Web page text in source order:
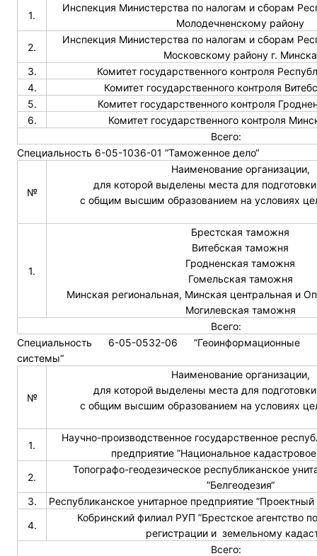
1.
Инспекция Министерства по налогам и сборам
Молодечненскому району
2.
Инспекция Министерства по налогам и сборам
Московскому району г. Минска
3.
Комитет государственного контроля
4.
Комитет государственного контроля
5.
Комитет государственного контроля
6.
Комитет государственного контроля
Всего:
Специальность 6-05-1036-01 ”Таможенное дело“
№
Наименование организации,
для которой выделены места для
с общим высшим образованием на условиях
1.
Брестская таможня
Витебская таможня
Гродненская таможня
Гомельская таможня
Минская региональная, Минская центральная и
Могилевская таможня
Всего:
Специальность 6-05-0532-06 ”Геоинформационные
системы“
№
Наименование организации,
для которой выделены места для
с общим высшим образованием на условиях
1.
Научно-производственное государственное
предприятие ”Национальное кадастровое
2.
Топографо-геодезическое республиканское
”Белгеодезия“
3.
Республиканское унитарное предприятие ”Проектный
4.
Кобринский филиал РУП ”Брестское агентство
регистрации и земельному
Всего: